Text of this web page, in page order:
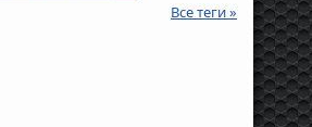
Все теги »